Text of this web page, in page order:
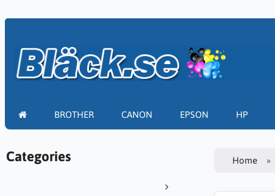
BROTHER CANON EPSON HP
Categories Home